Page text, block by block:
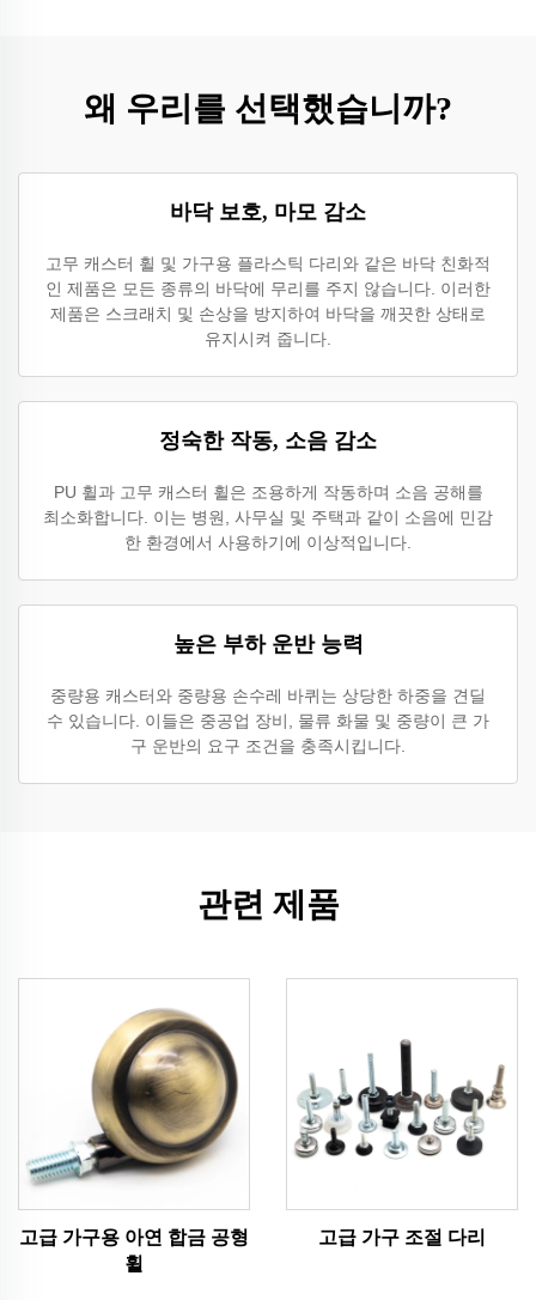
왜 우리를 선택했습니까?
바닥 보호, 마모 감소
고무 캐스터 휠 및 가구용 플라스틱 다리와 같은 바닥 친화적
인 제품은 모든 종류의 바닥에 무리를 주지 않습니다. 이러한
제품은 스크래치 및 손상을 방지하여 바닥을 깨끗한 상태로
유지시켜 줍니다.
정숙한 작동, 소음 감소
PU 휠과 고무 캐스터 휠은 조용하게 작동하며 소음 공해를
최소화합니다. 이는 병원, 사무실 및 주택과 같이 소음에 민감
한 환경에서 사용하기에 이상적입니다.
높은 부하 운반 능력
중량용 캐스터와 중량용 손수레 바퀴는 상당한 하중을 견딜
수 있습니다. 이들은 중공업 장비, 물류 화물 및 중량이 큰 가
구 운반의 요구 조건을 충족시킵니다.
관련 제품
고급 가구용 아연 합금 공형
휠
고급 가구 조절 다리